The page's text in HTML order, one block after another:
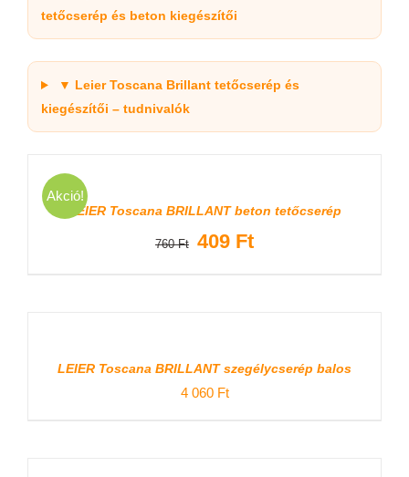
tetőcserép és beton kiegészítői
▼ Leier Toscana Brillant tetőcserép és
kiegészítői – tudnivalók
Akció!
RÉSZLETEKLEIER Toscana BRILLANT beton tetőcserép
760Ft
Original
409 FtCurrent
RÉSZLETEK
LEIER Toscana BRILLANT szegélycserép balos
4 060 Ft